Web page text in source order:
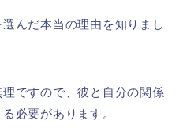
んだ本当の理由を知りまし
ですので、彼と自分の関係
必要があります。